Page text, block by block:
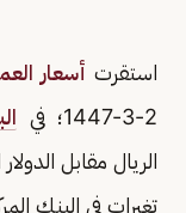
استقرت أسعار
2-3-1447؛ في
الريال مقابل
تغيرات في البنك